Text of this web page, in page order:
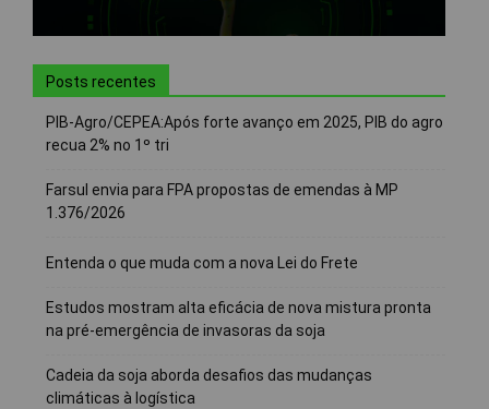
Posts recentes
PIB-Agro/CEPEA:Após forte avanço em 2025, PIB do agro
recua 2% no 1º tri
Farsul envia para FPA propostas de emendas à MP
1.376/2026
Entenda o que muda com a nova Lei do Frete
Estudos mostram alta eficácia de nova mistura pronta
na pré-emergência de invasoras da soja
Cadeia da soja aborda desafios das mudanças
climáticas à logística